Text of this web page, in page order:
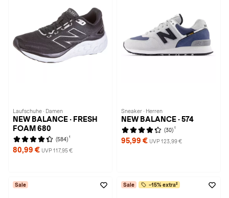
Laufschuhe · Damen
NEW BALANCE · FRESH
FOAM 680
(584) 1
80,99 € UVP 117,95 €
Sneaker · Herren
NEW BALANCE · 574
(30) 1
95,99 € UVP 123,99 €
Sale Sale -15% extra²